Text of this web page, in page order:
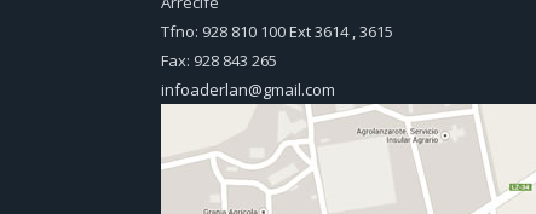
Tfno: 928 810 100 Ext 3614 , 3615
Fax: 928 843 265
infoaderlan@gmail.com